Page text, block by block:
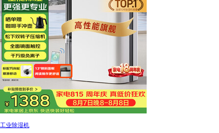
工业除湿机